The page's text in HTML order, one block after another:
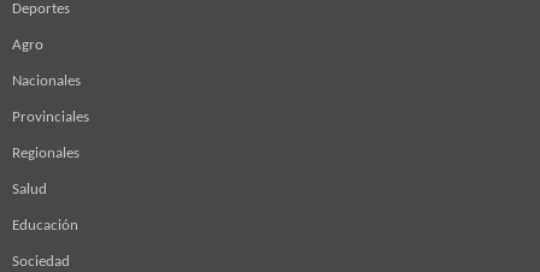
Deportes
Agro
Nacionales
Provinciales
Regionales
Salud
Educación
Sociedad